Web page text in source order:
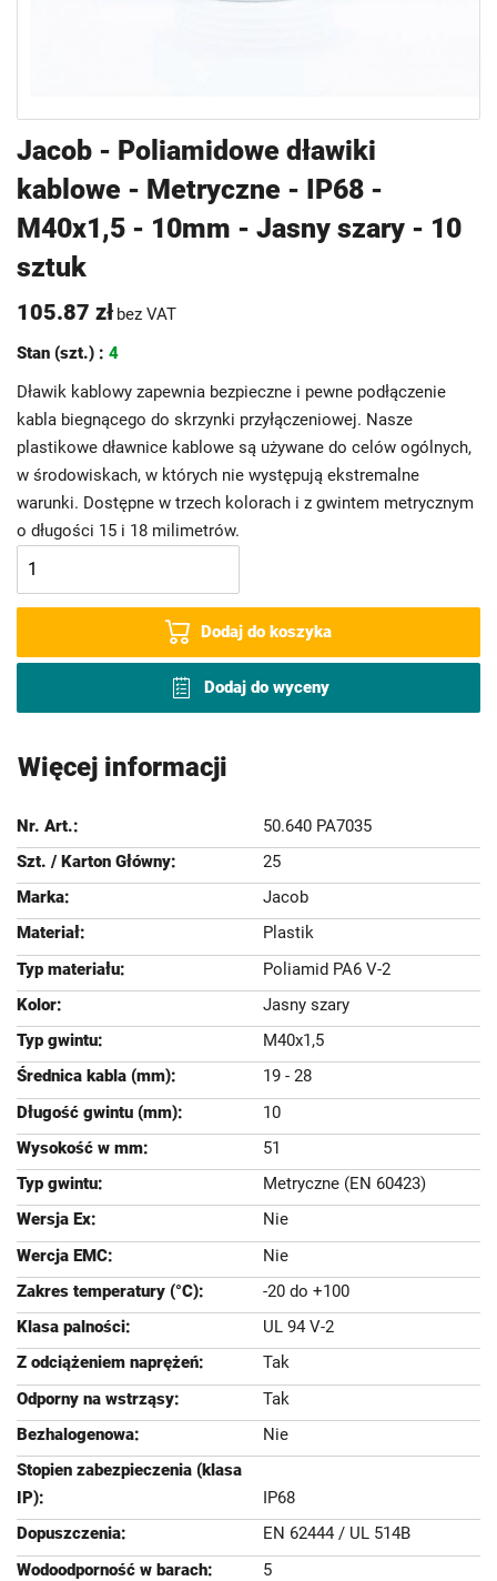
Jacob - Poliamidowe dławiki
kablowe - Metryczne - IP68 -
M40x1,5 - 10mm - Jasny szary - 10
sztuk
105.87 zł bez VAT
Stan (szt.) : 4
Dławik kablowy zapewnia bezpieczne i pewne podłączenie
kabla biegnącego do skrzynki przyłączeniowej. Nasze
plastikowe dławnice kablowe są używane do celów ogólnych,
w środowiskach, w których nie występują ekstremalne
warunki. Dostępne w trzech kolorach i z gwintem metrycznym
o długości 15 i 18 milimetrów.
Dodaj do koszyka
Dodaj do wyceny
na
początek
galerii
Więcej informacji
50.640 PA7035
25
Jacob
Plastik
Poliamid PA6 V-2
Jasny szary
M40x1,5
19 - 28
10
51
Metryczne (EN 60423)
Nie
Nie
-20 do +100
UL 94 V-2
Tak
Tak
Nie
IP68
EN 62444 / UL 514B
5